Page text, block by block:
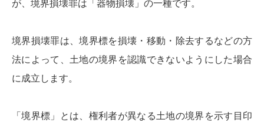
が、境界損壊罪は「器物損壊」の一種です。
境界損壊罪は、境界標を損壊・移動・除去するなどの方
法によって、土地の境界を認識できないようにした場合
に成立します。
「境界標」とは、権利者が異なる土地の境界を示す目印